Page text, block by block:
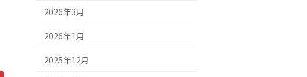
2026年3月
2026年1月
2025年12月